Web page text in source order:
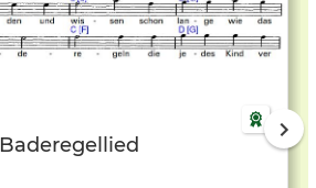
Baderegellied